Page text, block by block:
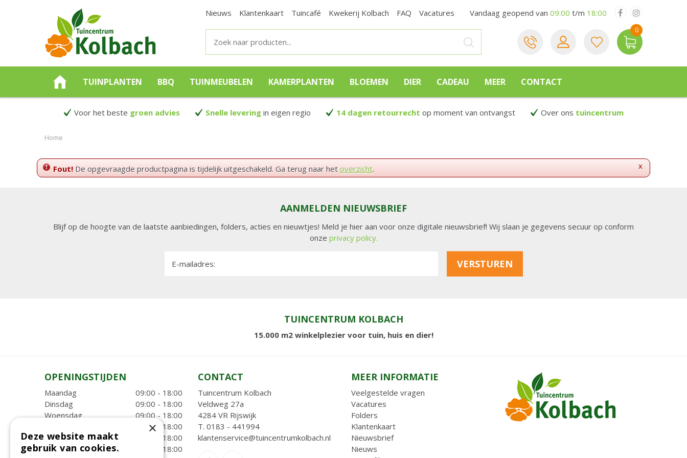
Home
Nieuws Klantenkaart Tuincafé Kwekerij Kolbach FAQ Vacatures Vandaag geopend van 09:00 t/m 18:00
TUINPLANTEN BBQ TUINMEUBELEN KAMERPLANTEN BLOEMEN DIER CADEAU MEER CONTACT
Voor het beste groen advies Snelle leveringin eigen regio 14 dagen retourrecht op moment van ontvangst Over ons tuincentrum
x
Fout! De opgevraagde productpagina is tijdelijk uitgeschakeld. Ga terug naar het overzicht.
AANMELDEN NIEUWSBRIEF
Blijf op de hoogte van de laatste aanbiedingen, folders, acties en nieuwtjes! Meld je hier aan voor onze digitale nieuwsbrief! Wij slaan je gegevens secuur op conform
onze privacy policy.
E-mailadres:
TUINCENTRUM KOLBACH
15.000 m2 winkelplezier voor tuin, huis en dier!
OPENINGSTIJDEN
Maandag
09:00 - 18:00
Dinsdag
09:00 - 18:00
Woensdag
09:00 - 18:00
09:00 - 18:00
Vrijdag
09:00 - 18:00
Zaterdag
09:00 - 18:00
CONTACT
Tuincentrum Kolbach
Veldweg 27a
4284 VR Rijswijk
T. 0183 - 441994
klantenservice@tuincentrumkolbach.nl
MEER INFORMATIE
Veelgestelde vragen
Vacatures
Folders
Klantenkaart
Nieuwsbrief
Nieuws
×
Deze website maakt
gebruik van cookies.